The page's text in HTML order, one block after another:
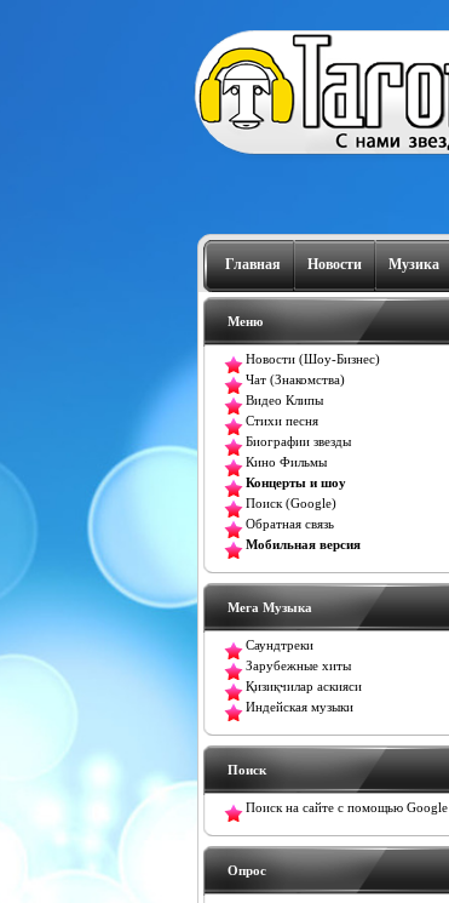
Главная Новости Музика
Меню
Новости (Шоу-Бизнес)
Чат (Знакомства)
Видео Клипы
Стихи песня
Биографии звезды
Кино Фильмы
Концерты и шоу
Поиск (Google)
Обратная связь
Мобильная версия
Мега Музыка
Саундтреки
Зарубежные хиты
Қизиқчилар аскияси
Индейская музыки
Поиск
Поиск на сайте с помощью Google
Oпрос